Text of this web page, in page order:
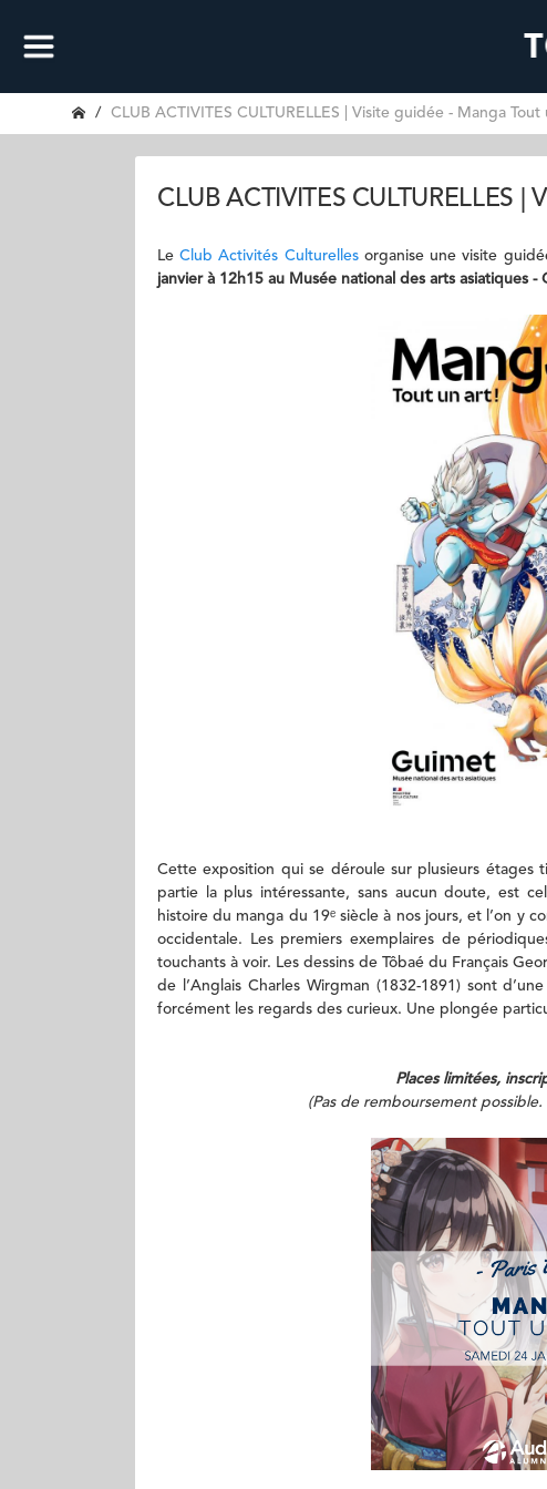
CLUB ACTIVITES CULTURELLES | Visite guidée - Manga
CLUB ACTIVITES CULTURELLES
LeClub Activités Culturellesorganise une visite
janvier à 12h15 au Musée national des arts asiatiques -
Cette exposition qui se déroule sur plusieurs
partie la plus intéressante, sans aucun doute, est
histoire du manga du 19ᵉ siècle à nos jours, et l’on y
occidentale. Les premiers exemplaires de
touchants à voir. Les dessins de Tôbaé du Français
de l’Anglais Charles Wirgman (1832-1891) sont
forcément les regards des curieux. Une plongée
Places limitées,
(Pas de remboursement